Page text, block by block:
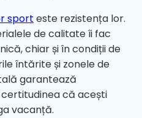
sport este rezistența lor.
de calitate îi fac
chiar și în condiții de
întărite și zonele de
garantează
că acești
vacanță.